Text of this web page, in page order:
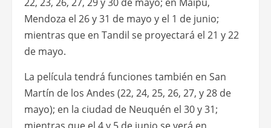
Mendoza el 26 y 31 de mayo y el 1 de junio;
mientras que en Tandil se proyectará el 21 y 22
de mayo.
La película tendrá funciones también en San
Martín de los Andes (22, 24, 25, 26, 27, y 28 de
mayo); en la ciudad de Neuquén el 30 y 31;